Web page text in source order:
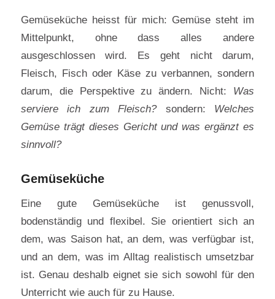
Gemüseküche heisst für mich: Gemüse steht im
Mittelpunkt, ohne dass alles andere
ausgeschlossen wird. Es geht nicht darum,
Fleisch, Fisch oder Käse zu verbannen, sondern
darum, die Perspektive zu ändern. Nicht: Was
serviere ich zum Fleisch?sondern: Welches
Gemüse trägt dieses Gericht und was ergänzt es
sinnvoll?
Gemüseküche
Eine gute Gemüseküche ist genussvoll,
bodenständig und flexibel. Sie orientiert sich an
dem, was Saison hat, an dem, was verfügbar ist,
und an dem, was im Alltag realistisch umsetzbar
ist. Genau deshalb eignet sie sich sowohl für den
Unterricht wie auch für zu Hause.